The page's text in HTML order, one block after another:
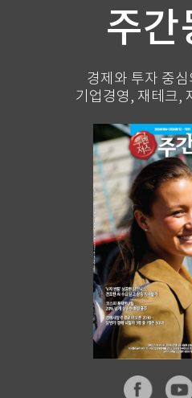
주간
경제와 투자 중심
기업경영, 재테크,